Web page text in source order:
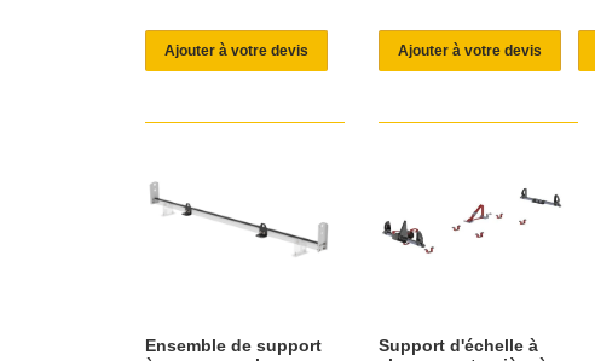
Ajouter à votre devis Ajouter à votre devis
Ensemble de support
Support d'échelle à